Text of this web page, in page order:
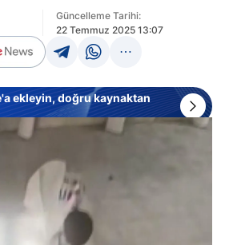
Güncelleme Tarihi:
22 Temmuz 2025 13:07
ekleyin, doğru kaynaktan